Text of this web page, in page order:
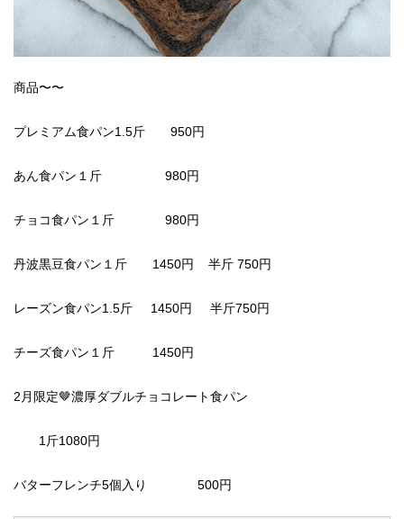
商品〜〜
プレミアム食パン1.5斤 950円
あん食パン１斤 980円
チョコ食パン１斤 980円
丹波黒豆食パン１斤 1450円 半斤 750円
レーズン食パン1.5斤 1450円 半斤750円
チーズ食パン１斤 1450円
2月限定🤎濃厚ダブルチョコレート食パン
1斤1080円
バターフレンチ5個入り 500円